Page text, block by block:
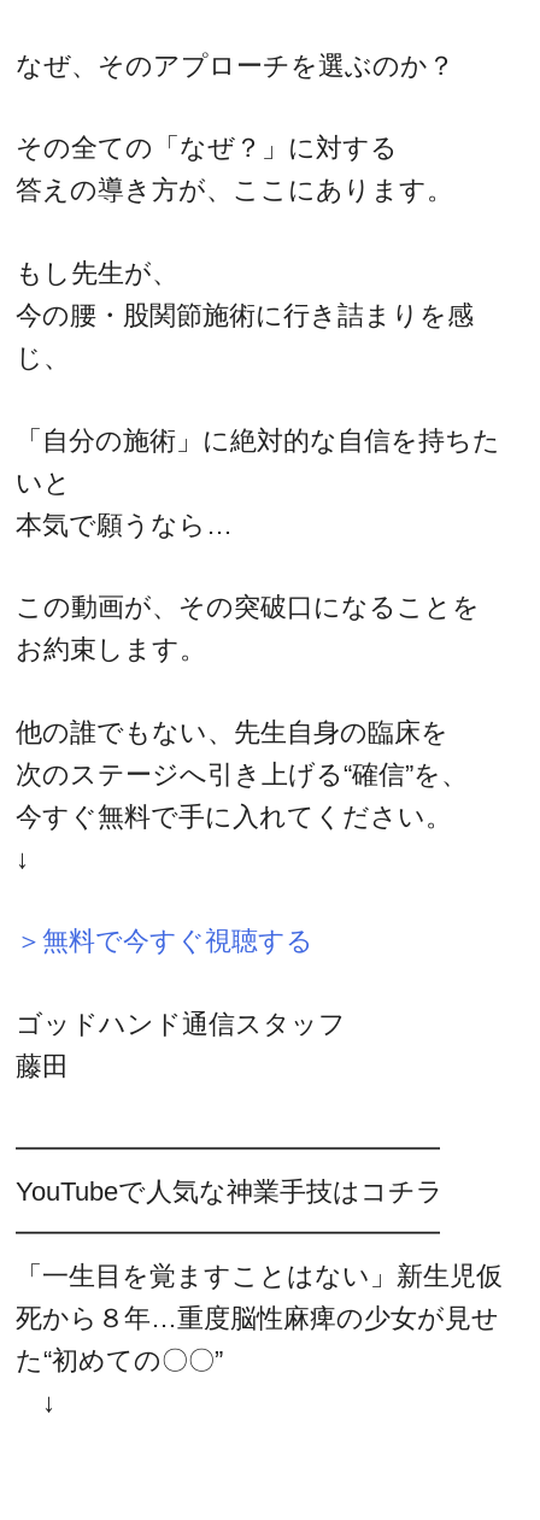
なぜ、そのアプローチを選ぶのか？
その全ての「なぜ？」に対する
答えの導き方が、ここにあります。
もし先生が、
今の腰・股関節施術に行き詰まりを感
じ、
「自分の施術」に絶対的な自信を持ちた
いと
本気で願うなら…
この動画が、その突破口になることを
お約束します。
他の誰でもない、先生自身の臨床を
次のステージへ引き上げる“確信”を、
今すぐ無料で手に入れてください。
↓
＞無料で今すぐ視聴する
ゴッドハンド通信スタッフ
藤田
━━━━━━━━━━━━━━━━
YouTubeで人気な神業手技はコチラ
━━━━━━━━━━━━━━━━
「一生目を覚ますことはない」新生児仮
死から８年…重度脳性麻痺の少女が見せ
た“初めての〇〇”
↓